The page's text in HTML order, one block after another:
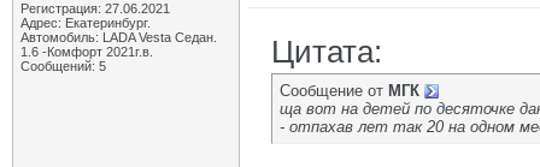
Регистрация: 27.06.2021
Адрес: Екатеринбург.
Автомобиль: LADA Vesta Седан.
1.6 -Комфорт 2021г.в.
Сообщений: 5
Цитата:
Сообщение от МГК
ща вот на детей по десяточке
- отпахав лет так 20 на одном